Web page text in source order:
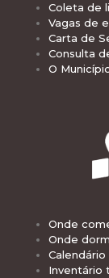
Coleta de
Vagas de
Carta de
Consulta
O
Onde
Onde
Inventário